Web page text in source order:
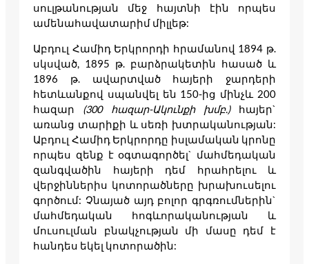
սուլթանության մեջ հայտնի էին որպես
ամենահավատարիմ միլլեթ:
Աբդուլ Համիդ Երկրորդի հրամանով 1894 թ.
սկսված, 1895 թ. բարձրակետին հասած և
1896 թ. ավարտված հայերի ջարդերի
հետևանքով սպանվել են 150-ից մինչև 200
հազար (300 հազար-Ակունքի խմբ.)հայեր`
առանց տարիքի և սեռի խտրականության:
Աբդուլ Համիդ Երկրորդը իսլամական կրոնը
որպես զենք է օգտագործել` մահմեդական
զանգվածին հայերի դեմ հրահրելու և
վերջիններիս կոտորածները խրախուսելու
գործում: Չնայած այդ բոլոր գրգռումներին`
մահմեդական հոգևորականության և
մուսուլման բնակչության մի մասը դեմ է
հանդես եկել կոտորածին: